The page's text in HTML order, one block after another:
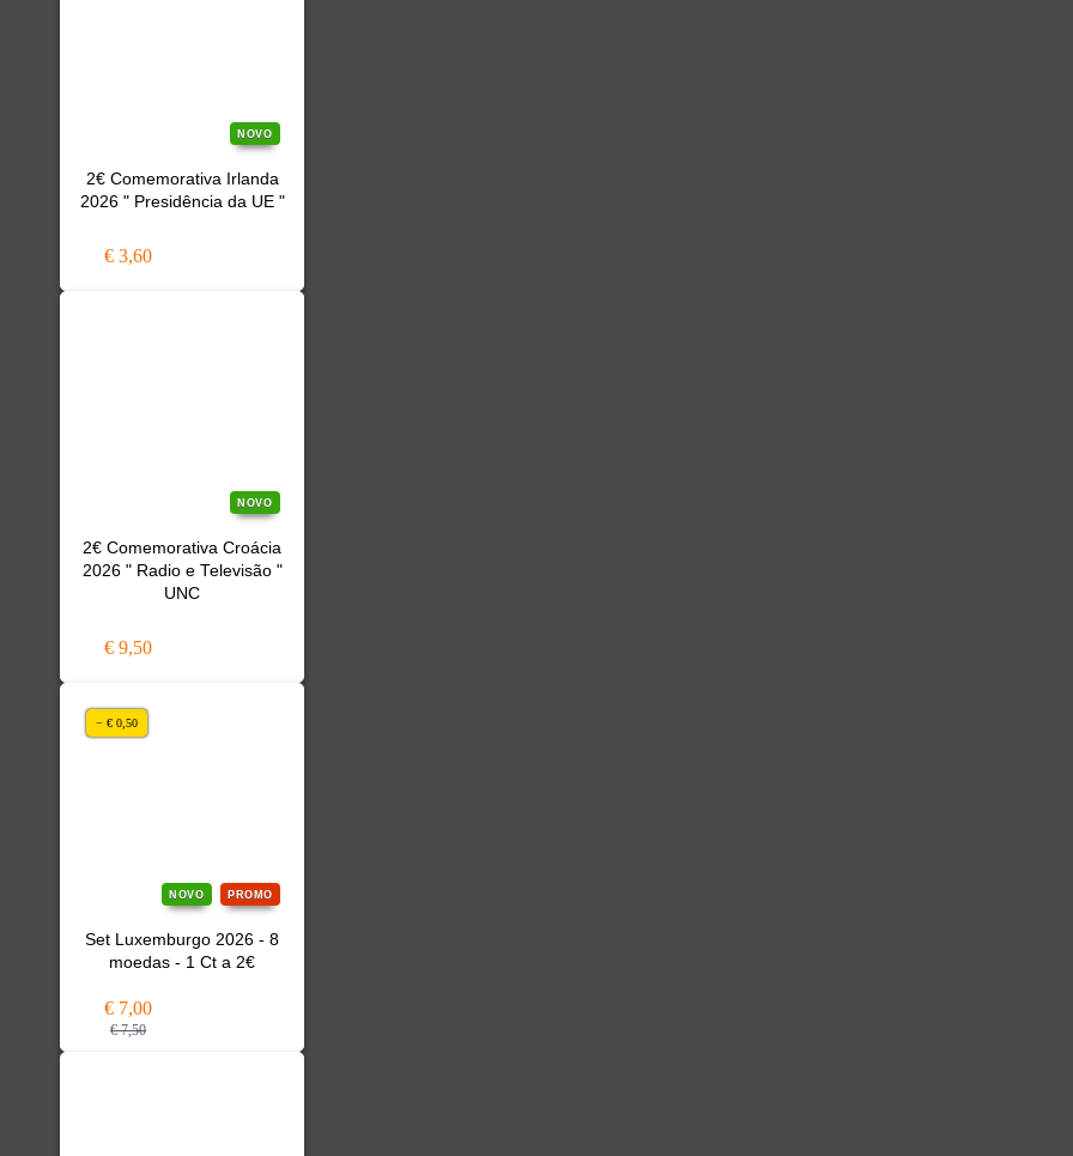
NOVO
2€ Comemorativa Irlanda
2026 " Presidência da UE "
€ 3,60
NOVO
2€ Comemorativa Croácia
2026 " Radio e Televisão "
UNC
€ 9,50
NOVO PROMO
Set Luxemburgo 2026 - 8
moedas - 1 Ct a 2€
€ 7,00
€ 7,50
− € 0,50